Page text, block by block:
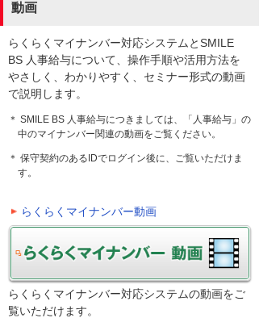
動画
らくらくマイナンバー対応システムとSMILE
BS 人事給与について、操作手順や活用方法を
やさしく、わかりやすく、セミナー形式の動画
で説明します。
＊ SMILE BS 人事給与につきましては、「人事給与」の
中のマイナンバー関連の動画をご覧ください。
＊ 保守契約のあるIDでログイン後に、ご覧いただけま
す。
らくらくマイナンバー動画
らくらくマイナンバー対応システムの動画をご
覧いただけます。